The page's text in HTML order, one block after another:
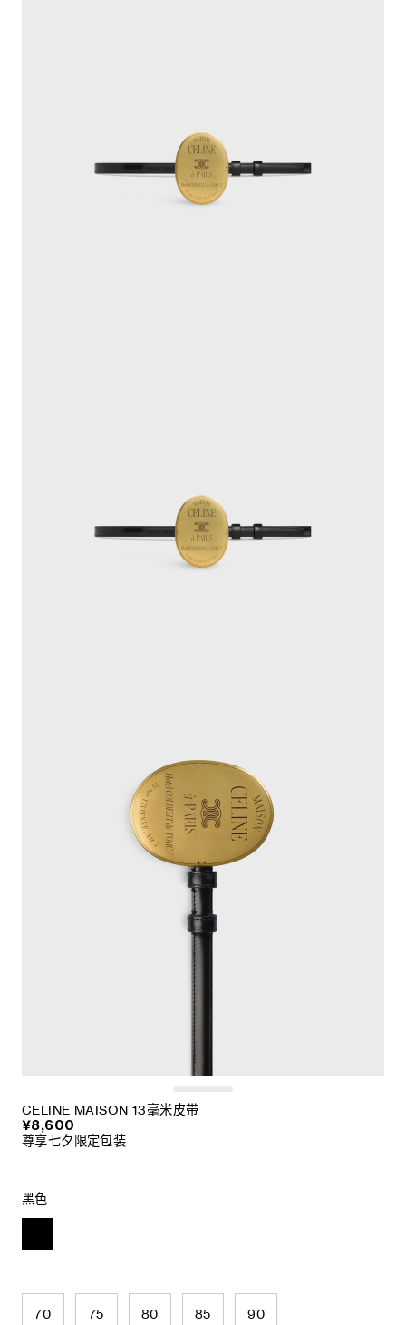
CELINE MAISON 13毫米皮带
¥8,600
尊享七夕限定包装
黑色
70 75 80 85 90